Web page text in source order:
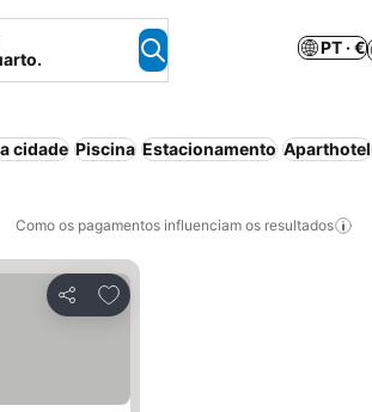
PT · €
cidade Piscina Estacionamento Aparthotel
Como os pagamentos influenciam os resultados
Partilhar
Adicionar aos favoritos